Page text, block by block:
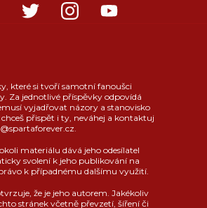
které si tvoří samotní fanoušci
Za jednotlivé příspěvky odpovídá
vyjadřovat názory a stanovisko
chceš přispět i ty, neváhej a kontaktuj
materiálu dává jeho odesílatel
svolení k jeho publikování na
k případnému dalšímu využití.
že je jeho autorem. Jakékoliv
stránek včetně převzetí, šíření či